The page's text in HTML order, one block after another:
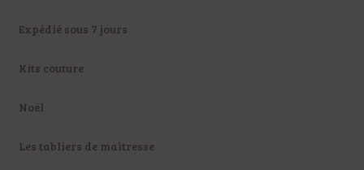
Expédié sous 7 jours
Kits couture
Noël
Les tabliers de maîtresse